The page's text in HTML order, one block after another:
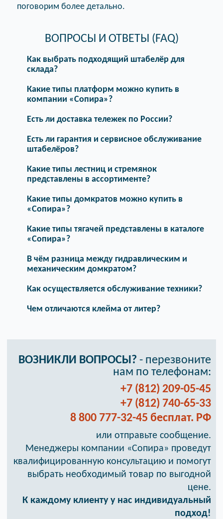
поговорим более детально.
ВОПРОСЫ И ОТВЕТЫ (FAQ)
Как выбрать подходящий штабелёр для
склада?
Какие типы платформ можно купить в
компании «Сопира»?
Есть ли доставка тележек по России?
Есть ли гарантия и сервисное обслуживание
штабелёров?
Какие типы лестниц и стремянок
представлены в ассортименте?
Какие типы домкратов можно купить в
«Сопира»?
Какие типы тягачей представлены в каталоге
«Сопира»?
В чём разница между гидравлическим и
механическим домкратом?
Как осуществляется обслуживание техники?
Чем отличаются клейма от литер?
ВОЗНИКЛИ ВОПРОСЫ? - перезвоните
нам по телефонам:
+7 (812) 209-05-45
+7 (812) 740-65-33
8 800 777-32-45 бесплат. РФ
или отправьте сообщение.
Менеджеры компании «Сопира» проведут
квалифицированную консультацию и помогут
выбрать необходимый товар по выгодной
цене.
К каждому клиенту у нас индивидуальный
подход!